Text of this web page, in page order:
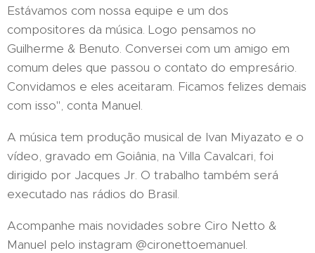
Estávamos com nossa equipe e um dos
compositores da música. Logo pensamos no
Guilherme & Benuto. Conversei com um amigo em
comum deles que passou o contato do empresário.
Convidamos e eles aceitaram. Ficamos felizes demais
com isso", conta Manuel.
A música tem produção musical de Ivan Miyazato e o
vídeo, gravado em Goiânia, na Villa Cavalcari, foi
dirigido por Jacques Jr. O trabalho também será
executado nas rádios do Brasil.
Acompanhe mais novidades sobre Ciro Netto &
Manuel pelo instagram @cironettoemanuel.